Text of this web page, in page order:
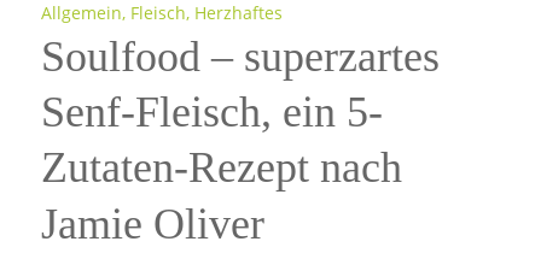
Allgemein, Fleisch, Herzhaftes
Soulfood – superzartes
Senf-Fleisch, ein 5-
Zutaten-Rezept nach
Jamie Oliver